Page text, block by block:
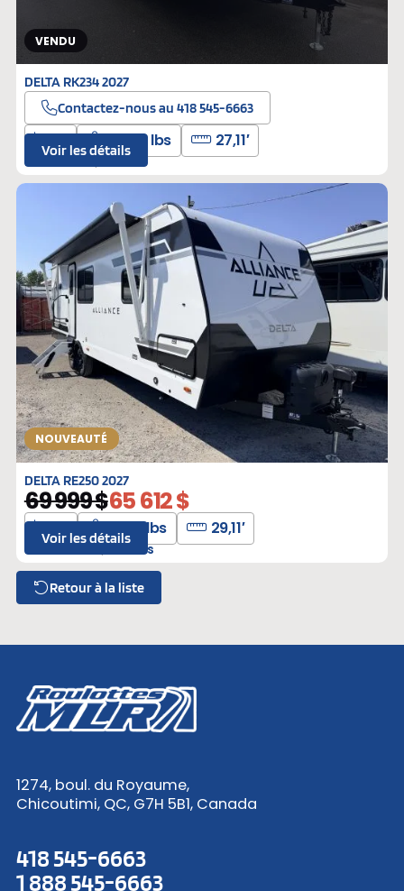
VENDU
DELTA RK234 2027
Contactez-nous au 418 545-6663
6 5600 lbs 27,11′
L-310174 Neufs
Voir les détails
NOUVEAUTÉ
DELTA RE250 2027
69 999 $65 612 $
4 6175 lbs 29,11′
L-309956 Neufs
Voir les détails
Retour à la liste
1274, boul. du Royaume,
Chicoutimi, QC, G7H 5B1, Canada
418 545-6663
1 888 545-6663